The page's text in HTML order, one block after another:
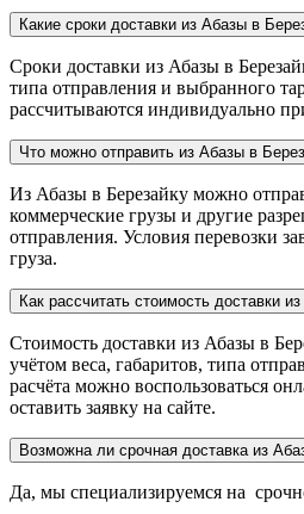
Какие сроки доставки из Абазы в
Сроки доставки из Абазы в
типа отправления и выбранного
рассчитываются индивидуально
Что можно отправить из Абазы в
Из Абазы в Березайку можно
коммерческие грузы и другие
отправления. Условия перевозки
груза.
Как рассчитать стоимость доставки
Стоимость доставки из Абазы в
учётом веса, габаритов, типа
расчёта можно воспользоваться
оставить заявку на сайте.
Возможна ли срочная доставка из
Да, мы специализируемся на